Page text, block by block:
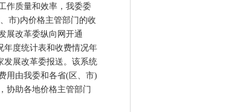
质量和效率，我委委
市)内价格主管部门的收
展改革委纵向网开通
年度统计表和收费情况年
发展改革委报送。该系统
用由我委和各省(区、市)
协助各地价格主管部门